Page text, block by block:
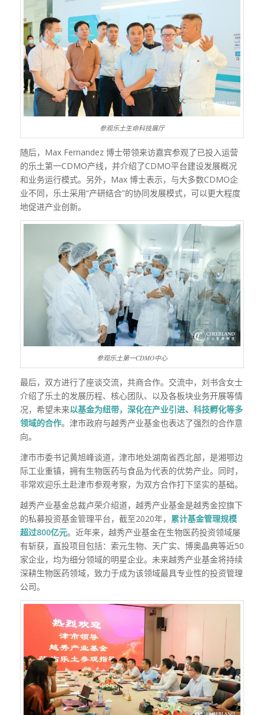
参观乐土生命科技展厅
随后，Max Fernandez 博士带领来访嘉宾参观了已投入运营
的乐土第一CDMO产线，并介绍了CDMO平台建设发展概况
和业务运行模式。另外，Max 博士表示，与大多数CDMO企
业不同，乐土采用“产研结合”的协同发展模式，可以更大程度
地促进产业创新。
参观乐土第一CDMO中心
最后，双方进行了座谈交流，共商合作。交流中，刘书含女士
介绍了乐土的发展历程、核心团队、以及各板块业务开展等情
况，希望未来以基金为纽带，深化在产业引进、科技孵化等多
领域的合作。津市政府与越秀产业基金也表达了强烈的合作意
向。
津市市委书记黄旭峰谈道，津市地处湖南省西北部，是湘鄂边
际工业重镇，拥有生物医药与食品为代表的优势产业。同时，
非常欢迎乐土赴津市参观考察，为双方合作打下坚实的基础。
越秀产业基金总裁卢荣介绍道，越秀产业基金是越秀金控旗下
的私募投资基金管理平台，截至2020年， 累计基金管理规模
超过800亿元。近年来，越秀产业基金在生物医药投资领域屡
有斩获，直投项目包括：索元生物、天广实、博奥晶典等近50
家企业，均为细分领域的明星企业。未来越秀产业基金将持续
深耕生物医药领域，致力于成为该领域最具专业性的投资管理
公司。